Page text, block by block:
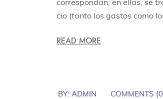
cio (tanto los gastos como
READ MORE
BY:ADMIN COMMENTS (0